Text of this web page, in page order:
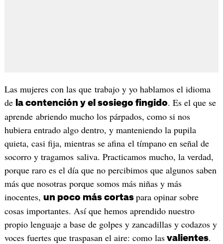
Las mujeres con las que trabajo y yo hablamos el idioma
de la contención y el sosiego fingido. Es el que se
aprende abriendo mucho los párpados, como si nos
hubiera entrado algo dentro, y manteniendo la pupila
quieta, casi fija, mientras se afina el tímpano en señal de
socorro y tragamos saliva. Practicamos mucho, la verdad,
porque raro es el día que no percibimos que algunos saben
más que nosotras porque somos más niñas y más
inocentes, un poco más cortas para opinar sobre
cosas importantes. Así que hemos aprendido nuestro
propio lenguaje a base de golpes y zancadillas y codazos y
voces fuertes que traspasan el aire: como lasvalientes.